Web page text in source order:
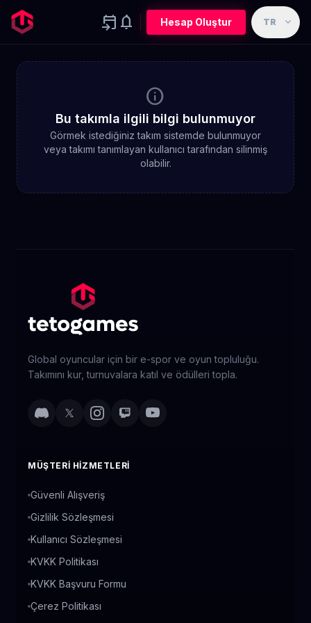
event_upcoming notifications Hesap Oluştur TR expand_more
info
Bu takımla ilgili bilgi bulunmuyor
Görmek istediğiniz takım sistemde bulunmuyor
veya takımı tanımlayan kullanıcı tarafından silinmiş
olabilir.
Global oyuncular için bir e-spor ve oyun topluluğu.
Takımını kur, turnuvalara katıl ve ödülleri topla.
MÜŞTERI HIZMETLERI
Güvenli Alışveriş
Gizlilik Sözleşmesi
Kullanıcı Sözleşmesi
KVKK Politikası
KVKK Başvuru Formu
Çerez Politikası